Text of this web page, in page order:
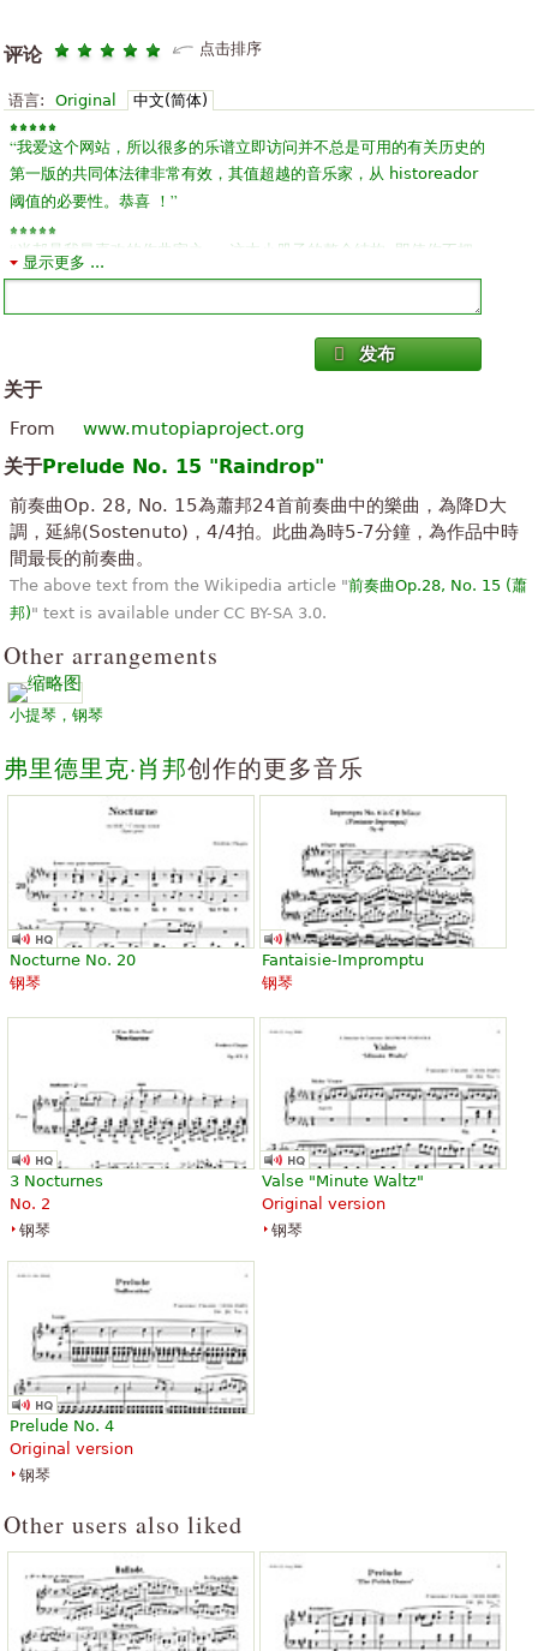
评论 点击排序
语言: Original 中文(简体)
“我爱这个网站，所以很多的乐谱立即访问并不总是可用的有关历史的
第一版的共同体法律非常有效，其值超越的音乐家，从 historeador
阈值的必要性。恭喜 ！ ”
肖邦是我最喜欢的作曲家之一. 这本小册子的整个结构, 即使你不把
雨滴想象成节目音乐, 也是多样化的, 但形式却很和谐”
“ 我喜欢。它是完美的下雨的时候。你看看窗外......此外，如果天气晴
朗的话你可以想象自己仅仅通过听它。
谢谢！”
“只是宏伟、 和谐进行我的感觉 auntentico 神秘浪漫主主肖邦无疑”
“我爱这项工作。触及 20 年前，并爱上了她。是我最喜欢的作品
（和听） 之一。”
“谢谢你!，我喜欢很多，事实上，是完美的我的心的课程......我喜欢
的网站。 ”
“偶然情况下，发现时读伟大的小说，是一个可爱的情感。
这片是一件艺术品，埃斯拉我最喜欢玩的钢琴家我生命中”
显示更多 ...
发布
关于
From www.mutopiaproject.org
关于 Prelude No. 15 "Raindrop"
前奏曲Op. 28, No. 15為蕭邦24首前奏曲中的樂曲，為降D大
調，延綿(Sostenuto)，4/4拍。此曲為時5-7分鐘，為作品中時
間最長的前奏曲。
The above text from the Wikipedia article "前奏曲Op.28, No. 15 (蕭
邦)" text is available under CC BY-SA 3.0.
Other arrangements
小提琴，钢琴
弗里德里克·肖邦创作的更多音乐
Nocturne No. 20
钢琴
Fantaisie-Impromptu
钢琴
3 Nocturnes
No. 2
钢琴
Valse "Minute Waltz"
Original version
钢琴
Prelude No. 4
Original version
钢琴
Other users also liked